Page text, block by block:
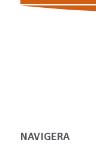
NAVIGERA